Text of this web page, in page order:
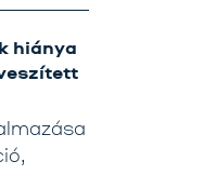
hiánya